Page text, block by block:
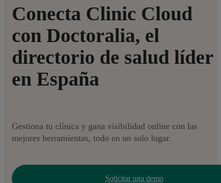
Conecta Clinic Cloud
con Doctoralia, el
directorio de salud líder
en España
Gestiona tu clínica y gana visibilidad online con las
mejores herramientas, todo en un solo lugar.
Solicitar una demo